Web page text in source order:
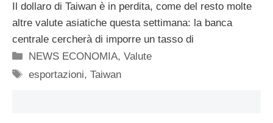
Il dollaro di Taiwan è in perdita, come del resto molte
altre valute asiatiche questa settimana: la banca
centrale cercherà di imporre un tasso di
Categorie
NEWS ECONOMIA,Valute
Tag
esportazioni,Taiwan